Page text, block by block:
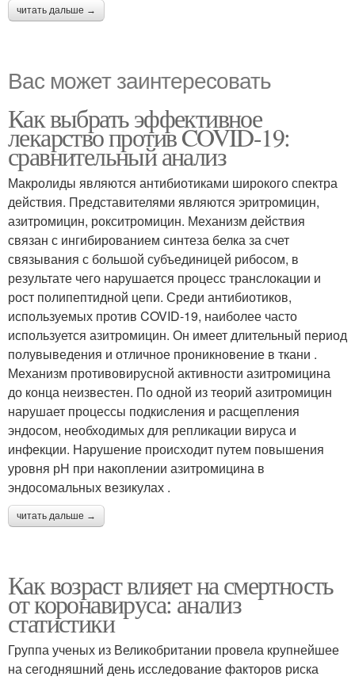
читать дальше →
Вас может заинтересовать
Как выбрать эффективное
лекарство против COVID-19:
сравнительный анализ
Макролиды являются антибиотиками широкого спектра
действия. Представителями являются эритромицин,
азитромицин, рокситромицин. Механизм действия
связан с ингибированием синтеза белка за счет
связывания с большой субъединицей рибосом, в
результате чего нарушается процесс транслокации и
рост полипептидной цепи. Среди антибиотиков,
используемых против COVID-19, наиболее часто
используется азитромицин. Он имеет длительный период
полувыведения и отличное проникновение в ткани .
Механизм противовирусной активности азитромицина
до конца неизвестен. По одной из теорий азитромицин
нарушает процессы подкисления и расщепления
эндосом, необходимых для репликации вируса и
инфекции. Нарушение происходит путем повышения
уровня рН при накоплении азитромицина в
эндосомальных везикулах .
читать дальше →
Как возраст влияет на смертность
от коронавируса: анализ
статистики
Группа ученых из Великобритании провела крупнейшее
на сегодняшний день исследование факторов риска